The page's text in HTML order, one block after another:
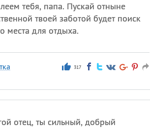
тебя, папа. Пускай отныне
твоей заботой будет поиск
места для отдыха.
317
отец, ты сильный, добрый